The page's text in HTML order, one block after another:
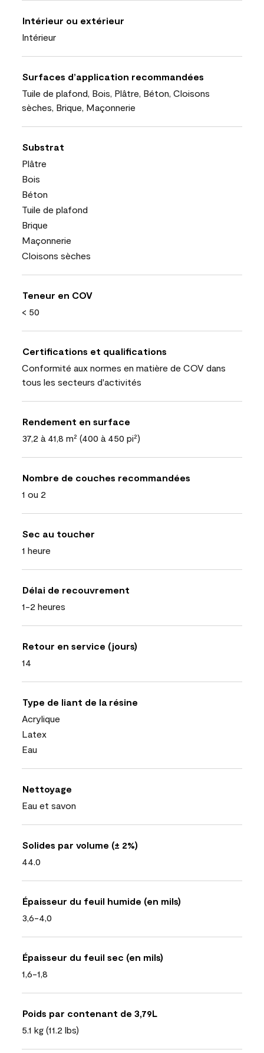
Intérieur ou extérieur
Intérieur
Surfaces d’application recommandées
Tuile de plafond, Bois, Plâtre, Béton, Cloisons
sèches, Brique, Maçonnerie
Substrat
Plâtre
Bois
Béton
Tuile de plafond
Brique
Maçonnerie
Cloisons sèches
Teneur en COV
< 50
Certifications et qualifications
Conformité aux normes en matière de COV dans
tous les secteurs d'activités
Rendement en surface
37,2 à 41,8 m² (400 à 450 pi²)
Nombre de couches recommandées
1 ou 2
Sec au toucher
1 heure
Délai de recouvrement
1-2 heures
Retour en service (jours)
14
Type de liant de la résine
Acrylique
Latex
Eau
Nettoyage
Eau et savon
Solides par volume (± 2%)
44.0
Épaisseur du feuil humide (en mils)
3,6-4,0
Épaisseur du feuil sec (en mils)
1,6-1,8
Poids par contenant de 3,79L
5.1 kg (11.2 lbs)